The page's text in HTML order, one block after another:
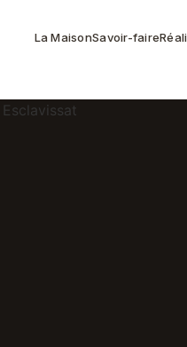
La MaisonSavoir-faire